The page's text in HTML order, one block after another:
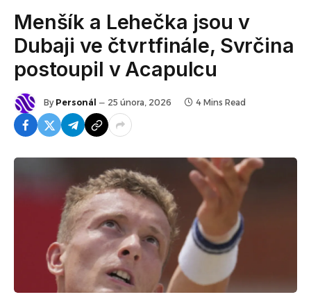
Menšík a Lehečka jsou v
Dubaji ve čtvrtfinále, Svrčina
postoupil v Acapulcu
By Personál 25 února, 2026 4 Mins Read